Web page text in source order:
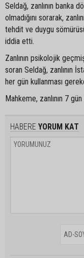
Seldağ, zanlının banka
olmadığını sorarak,
tehdit ve duygu
iddia etti.
Zanlının psikolojik
soran Seldağ, zanlının
her gün kullanması
Mahkeme, zanlının 7
HABERE YORUM KAT